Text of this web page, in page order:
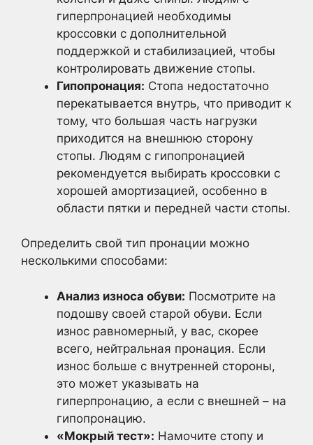
гиперпронацией необходимы
кроссовки с дополнительной
поддержкой и стабилизацией, чтобы
контролировать движение стопы.
Гипопронация: Стопа недостаточно
перекатывается внутрь, что приводит к
тому, что большая часть нагрузки
приходится на внешнюю сторону
стопы. Людям с гипопронацией
рекомендуется выбирать кроссовки с
хорошей амортизацией, особенно в
области пятки и передней части стопы.
Определить свой тип пронации можно
несколькими способами:
Анализ износа обуви: Посмотрите на
подошву своей старой обуви. Если
износ равномерный, у вас, скорее
всего, нейтральная пронация. Если
износ больше с внутренней стороны,
это может указывать на
гиперпронацию, а если с внешней – на
гипопронацию.
«Мокрый тест»: Намочите стопу и